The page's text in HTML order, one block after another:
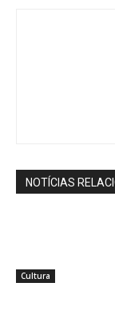
NOTÍCIAS
Cultura